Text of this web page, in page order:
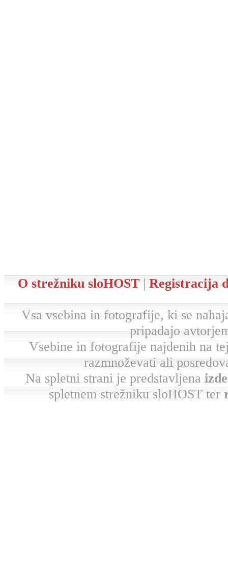
O strežniku sloHOST| Registracija
Vsa vsebina in fotografije, ki se
pripadajo
Vsebine in fotografije najdenih na
razmnoževati ali
Na spletni strani je predstavljena
spletnem strežniku sloHOST ter